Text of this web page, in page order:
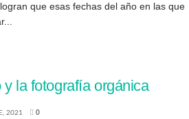
que esas fechas del año en las que
la fotografía orgánica
2021 0